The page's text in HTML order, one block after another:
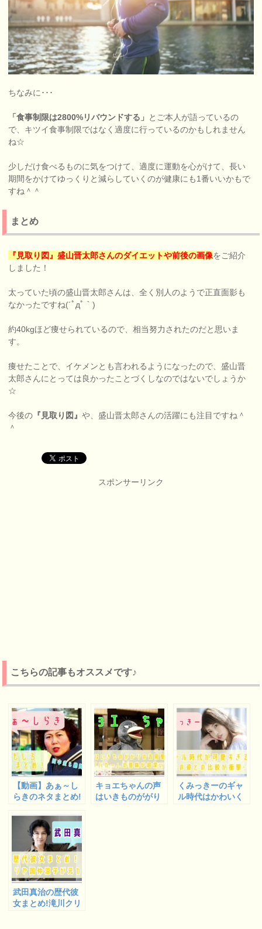
ちなみに･･･
「食事制限は2800%リバウンドする」 とご本人が語っているの
で、キツイ食事制限ではなく適度に行っているのかもしれません
ね☆
少しだけ食べるものに気をつけて、適度に運動を心がけて、長い
期間をかけてゆっくりと減らしていくのが健康にも1番いいかもで
すね＾＾
まとめ
『見取り図』盛山晋太郎さんのダイエットや前後の画像をご紹介
しました！
太っていた頃の盛山晋太郎さんは、全く別人のようで正直面影も
なかったですね(´ﾟдﾟ｀)
約40kgほど痩せられているので、相当努力されたのだと思いま
す。
痩せたことで、イケメンとも言われるようになったので、盛山晋
太郎さんにとっては良かったことづくしなのではないでしょうか
☆
今後の 『見取り図』や、盛山晋太郎さんの活躍にも注目ですね＾
＾
スポンサーリンク
こちらの記事もオススメです♪
【動画】あぁ～し
らきのネタまとめ!
なぜか癖になるw
キョエちゃんの声
はいきものががり
くみっきーのギャ
ル時代はかわいく
武田真治の歴代彼
女まとめ!滝川クリ